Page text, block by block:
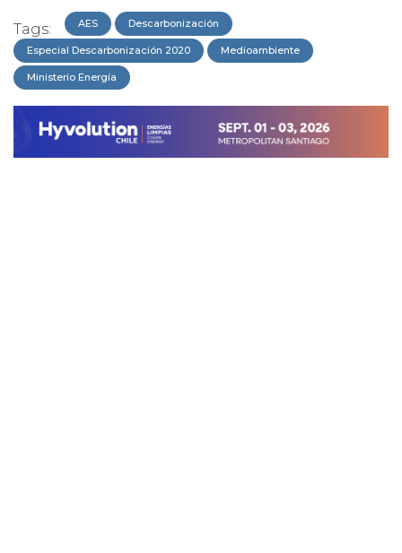
Tags: AES Descarbonización
Especial Descarbonización 2020 Medioambiente
Ministerio Energía